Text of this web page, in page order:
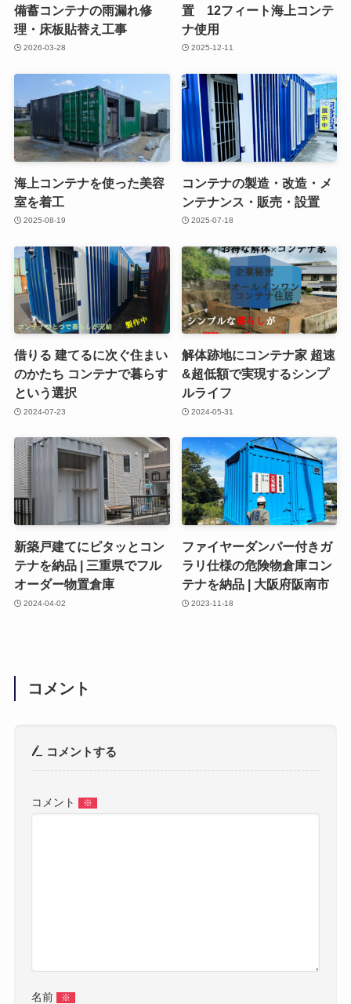
備蓄コンテナの雨漏れ修
理・床板貼替え工事
2026-03-28
置 12フィート海上コンテ
ナ使用
2025-12-11
海上コンテナを使った美容
室を着工
2025-08-19
コンテナの製造・改造・メ
ンテナンス・販売・設置
2025-07-18
借りる 建てるに次ぐ住まい
のかたち コンテナで暮らす
という選択
2024-07-23
解体跡地にコンテナ家 超速
&超低額で実現するシンプ
ルライフ
2024-05-31
新築戸建てにピタッとコン
テナを納品 | 三重県でフル
オーダー物置倉庫
2024-04-02
ファイヤーダンパー付きガ
ラリ仕様の危険物倉庫コン
テナを納品 | 大阪府阪南市
2023-11-18
コメント
コメントする
コメント ※
名前 ※